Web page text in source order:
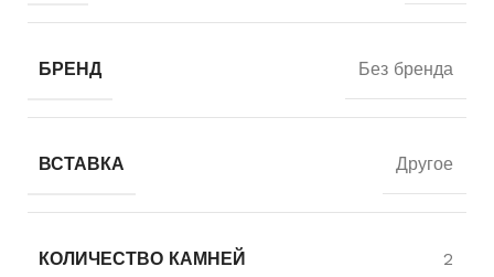
БРЕНД Без бренда
ВСТАВКА Другое
КОЛИЧЕСТВО КАМНЕЙ 2